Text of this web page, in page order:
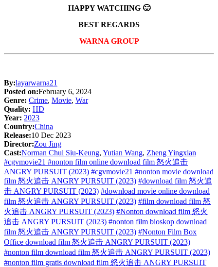
HAPPY WATCHING 🙂
BEST REGARDS
WARNA GROUP
By:layarwarna21
Posted on:February 6, 2024
Genre: Crime, Movie, War
Quality: HD
Year: 2023
Country:China
Release:10 Dec 2023
Director:Zou Jing
Cast:Norman Chui Siu-Keung, Yutian Wang, Zheng Yingxian
#cgvmovie21 #nonton film online download film 怒火追击
ANGRY PURSUIT (2023) #cgvmovie21 #nonton movie download
film 怒火追击 ANGRY PURSUIT (2023) #download film 怒火追
击 ANGRY PURSUIT (2023) #download movie online download
film 怒火追击 ANGRY PURSUIT (2023) #film download film 怒
火追击 ANGRY PURSUIT (2023) #Nonton download film 怒火
追击 ANGRY PURSUIT (2023) #nonton film bioskop download
film 怒火追击 ANGRY PURSUIT (2023) #Nonton Film Box
Office download film 怒火追击 ANGRY PURSUIT (2023)
#nonton film download film 怒火追击 ANGRY PURSUIT (2023)
#nonton film gratis download film 怒火追击 ANGRY PURSUIT